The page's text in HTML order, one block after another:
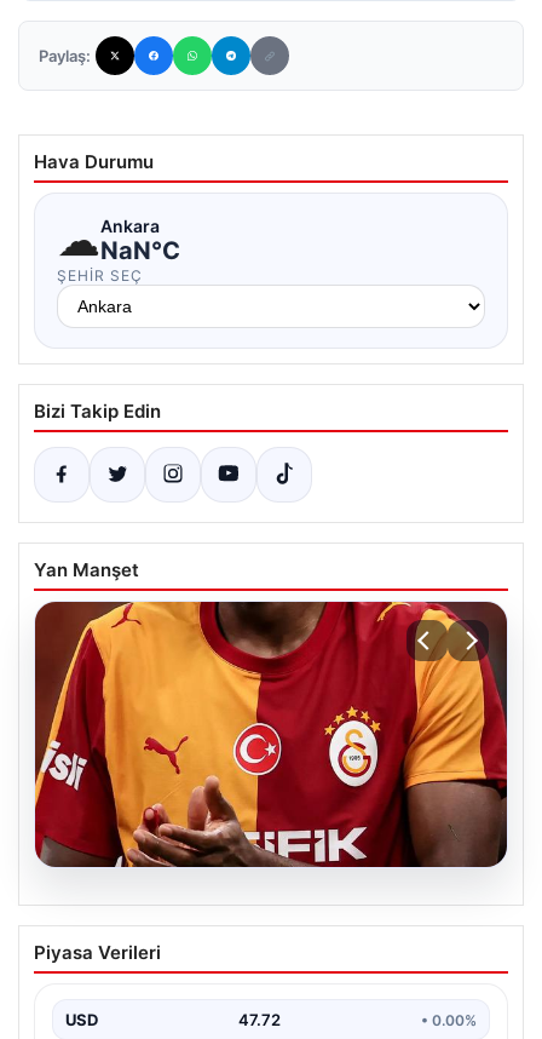
Paylaş:
Hava Durumu
☁Ankara
NaN°C
ŞEHIR SEÇ
Bizi Takip Edin
Yan Manşet
09.08.2026
Galatasaray Transferde Vites Yükseltti:
İki Yıldız İstanbul Yolunda
hız kesmeden yoluna devam ediyor. Özellikle orta
saha…
Piyasa Verileri
USD 47.72 • 0.00%